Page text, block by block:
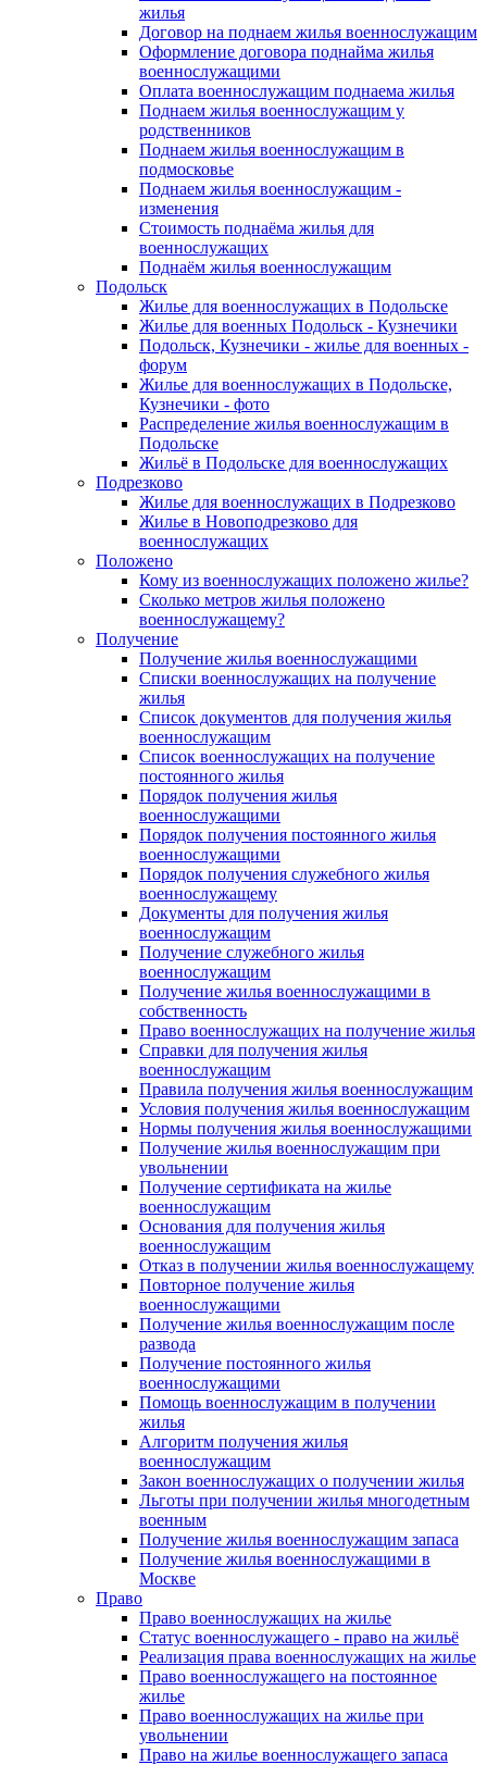
жилья
Договор на поднаем жилья военнослужащим
Оформление договора поднайма жилья
военнослужащими
Оплата военнослужащим поднаема жилья
Поднаем жилья военнослужащим у
родственников
Поднаем жилья военнослужащим в
подмосковье
Поднаем жилья военнослужащим -
изменения
Стоимость поднаёма жилья для
военнослужащих
Поднаём жилья военнослужащим
Подольск
Жилье для военнослужащих в Подольске
Жилье для военных Подольск - Кузнечики
Подольск, Кузнечики - жилье для военных -
форум
Жилье для военнослужащих в Подольске,
Кузнечики - фото
Распределение жилья военнослужащим в
Подольске
Жильё в Подольске для военнослужащих
Подрезково
Жилье для военнослужащих в Подрезково
Жилье в Новоподрезково для
военнослужащих
Положено
Кому из военнослужащих положено жилье?
Сколько метров жилья положено
военнослужащему?
Получение
Получение жилья военнослужащими
Списки военнослужащих на получение
жилья
Список документов для получения жилья
военнослужащим
Список военнослужащих на получение
постоянного жилья
Порядок получения жилья
военнослужащими
Порядок получения постоянного жилья
военнослужащими
Порядок получения служебного жилья
военнослужащему
Документы для получения жилья
военнослужащим
Получение служебного жилья
военнослужащим
Получение жилья военнослужащими в
собственность
Право военнослужащих на получение жилья
Справки для получения жилья
военнослужащим
Правила получения жилья военнослужащим
Условия получения жилья военнослужащим
Нормы получения жилья военнослужащими
Получение жилья военнослужащим при
увольнении
Получение сертификата на жилье
военнослужащим
Основания для получения жилья
военнослужащим
Отказ в получении жилья военнослужащему
Повторное получение жилья
военнослужащими
Получение жилья военнослужащим после
развода
Получение постоянного жилья
военнослужащими
Помощь военнослужащим в получении
жилья
Алгоритм получения жилья
военнослужащим
Закон военнослужащих о получении жилья
Льготы при получении жилья многодетным
военным
Получение жилья военнослужащим запаса
Получение жилья военнослужащими в
Москве
Право
Право военнослужащих на жилье
Статус военнослужащего - право на жильё
Реализация права военнослужащих на жилье
Право военнослужащего на постоянное
жилье
Право военнослужащих на жилье при
увольнении
Право на жилье военнослужащего запаса